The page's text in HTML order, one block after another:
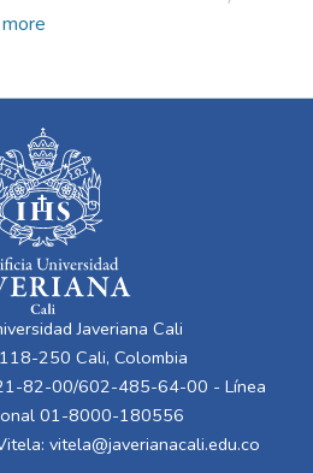
Eliécer
Javeriana Cali
250 Cali, Colombia
82-00/602-485-64-00 - Línea
01-8000-180556
vitela@javerianacali.edu.co